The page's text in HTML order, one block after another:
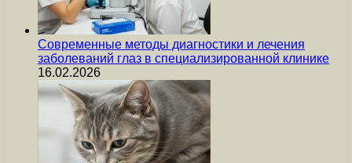
Современные методы диагностики и лечения
заболеваний глаз в специализированной клинике
16.02.2026